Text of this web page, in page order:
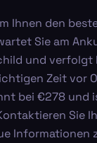
Ihnen den
Sie am
und verfolgt
Zeit vor
bei €278 und
Sie
Informationen